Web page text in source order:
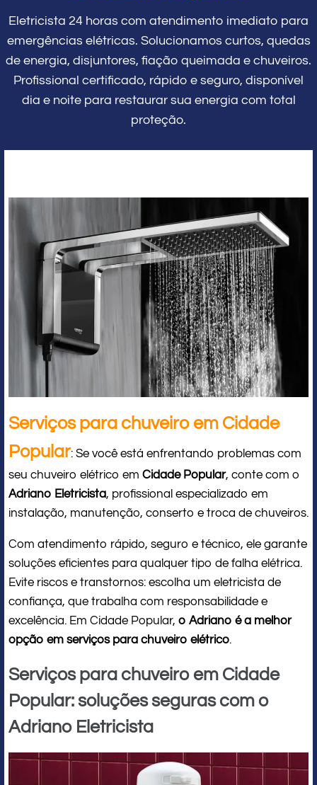
Eletricista 24 horas com atendimento imediato para
emergências elétricas. Solucionamos curtos, quedas
de energia, disjuntores, fiação queimada e chuveiros.
Profissional certificado, rápido e seguro, disponível
dia e noite para restaurar sua energia com total
proteção.
Serviços para chuveiro em Cidade
Popular: Se você está enfrentando problemas com
seu chuveiro elétrico em Cidade Popular, conte com o
Adriano Eletricista, profissional especializado em
instalação, manutenção, conserto e troca de chuveiros.
Com atendimento rápido, seguro e técnico, ele garante
soluções eficientes para qualquer tipo de falha elétrica.
Evite riscos e transtornos: escolha um eletricista de
confiança, que trabalha com responsabilidade e
excelência. Em Cidade Popular, o Adriano é a melhor
opção em serviços para chuveiro elétrico.
Serviços para chuveiro em Cidade
Popular: soluções seguras com o
Adriano Eletricista